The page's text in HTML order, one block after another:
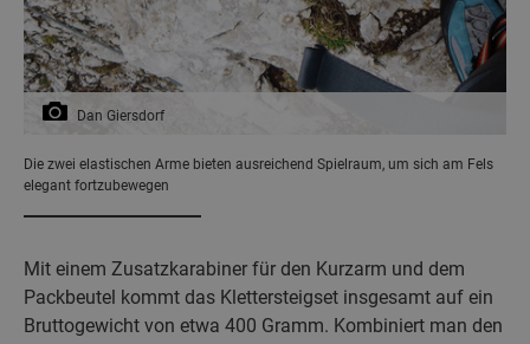
Dan Giersdorf
Die zwei elastischen Arme bieten ausreichend Spielraum, um sich am Fels
elegant fortzubewegen
Mit einem Zusatzkarabiner für den Kurzarm und dem
Packbeutel kommt das Klettersteigset insgesamt auf ein
Bruttogewicht von etwa 400 Gramm. Kombiniert man den